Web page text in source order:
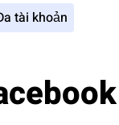
tài khoản